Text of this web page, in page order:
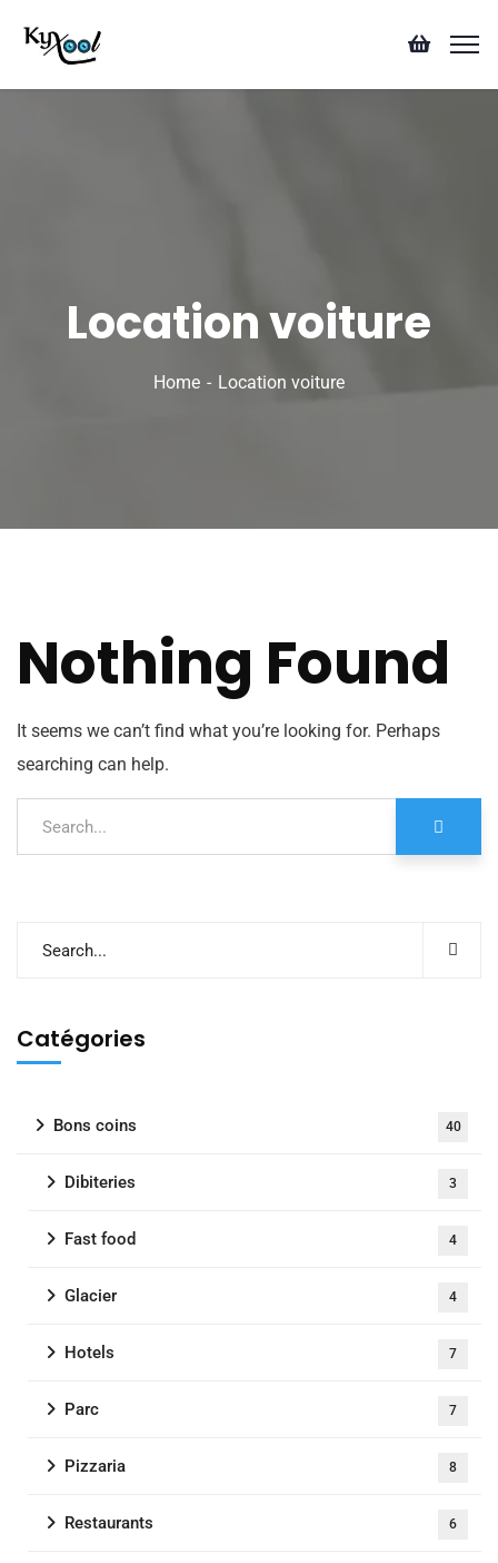
Location voiture
Home Location voiture
Nothing Found
It seems we can’t find what you’re looking for. Perhaps
searching can help.
Catégories
Bons coins 40
Dibiteries 3
Fast food 4
Glacier 4
Hotels 7
Parc 7
Pizzaria 8
Restaurants 6